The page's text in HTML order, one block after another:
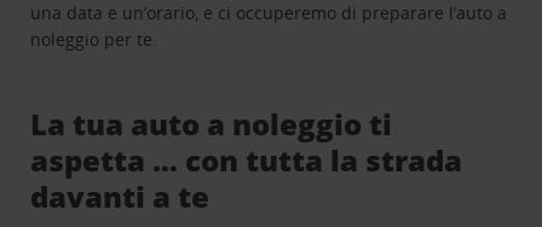
una data e un’orario, e ci occuperemo di preparare l’auto a
noleggio per te.
La tua auto a noleggio ti
aspetta … con tutta la strada
davanti a te